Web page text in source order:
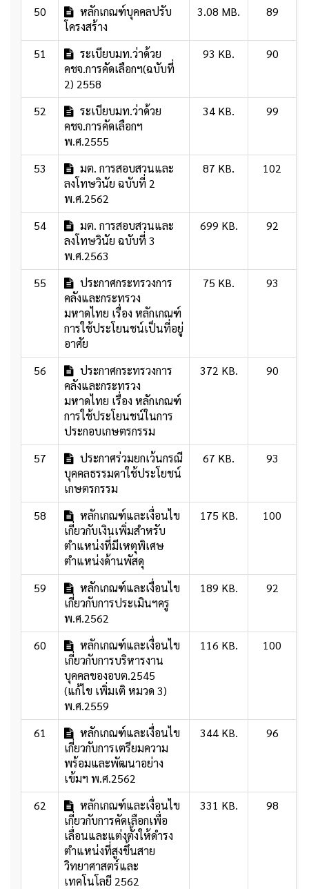
50
หลักเกณฑ์บุคคลปรับ
โครงสร้าง
3.08 MB. 89
51
ระเบียบมท.ว่าด้วย
คชจ.การคัดเลือกฯ(ฉบับที่
2) 2558
93 KB. 90
52
ระเบียบมท.ว่าด้วย
คชจ.การคัดเลือกฯ
พ.ศ.2555
34 KB. 99
53
มต. การสอบสวนและ
ลงโทษวินัย ฉบับที่ 2
พ.ศ.2562
87 KB. 102
54
มต. การสอบสวนและ
ลงโทษวินัย ฉบับที่ 3
พ.ศ.2563
699 KB. 92
55
ประกาศกระทรวงการ
คลังและกระทรวง
มหาดไทย เรื่อง หลักเกณฑ์
การใช้ประโยนชน์เป็นที่อยู่
อาศัย
75 KB. 93
56
ประกาศกระทรวงการ
คลังและกระทรวง
มหาดไทย เรื่อง หลักเกณฑ์
การใช้ประโยนชน์ในการ
ประกอบเกษตรกรรม
372 KB. 90
57
ประกาศร่วมยกเว้นกรณี
บุคคลธรรมดาใช้ประโยชน์
เกษตรกรรม
67 KB. 93
58
หลักเกณฑ์และเงื่อนไข
เกี่ยวกับเงินเพิ่มสำหรับ
ตำแหน่งที่มีเหตุพิเศษ
ตำแหน่งด้านพัสดุ
175 KB. 100
59
หลักเกณฑ์และเงื่อนไข
เกี่ยวกับการประเมินฯครู
พ.ศ.2562
189 KB. 92
60
หลักเกณฑ์และเงื่อนไข
เกี่ยวกับการบริหารงาน
บุคคลของอบต.2545
(แก้ไข เพิ่มเติ หมวด 3)
พ.ศ.2559
116 KB. 100
61
หลักเกณฑ์และเงื่อนไข
เกี่ยวกับการเตรียมความ
พร้อมและพัฒนาอย่าง
เข้มฯ พ.ศ.2562
344 KB. 96
62
หลักเกณฑ์และเงื่อนไข
เกี่ยวกับการคัดเลือกเพื่อ
เลื่อนและแต่งตั้งให้ดำรง
ตำแหน่งที่สูงขึ้นสาย
วิทยาศาสตร์และ
เทคโนโลยี 2562
331 KB. 98